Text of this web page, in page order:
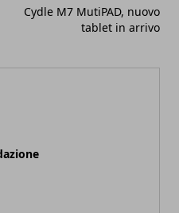
Cydle M7 MutiPAD, nuovo
tablet in arrivo